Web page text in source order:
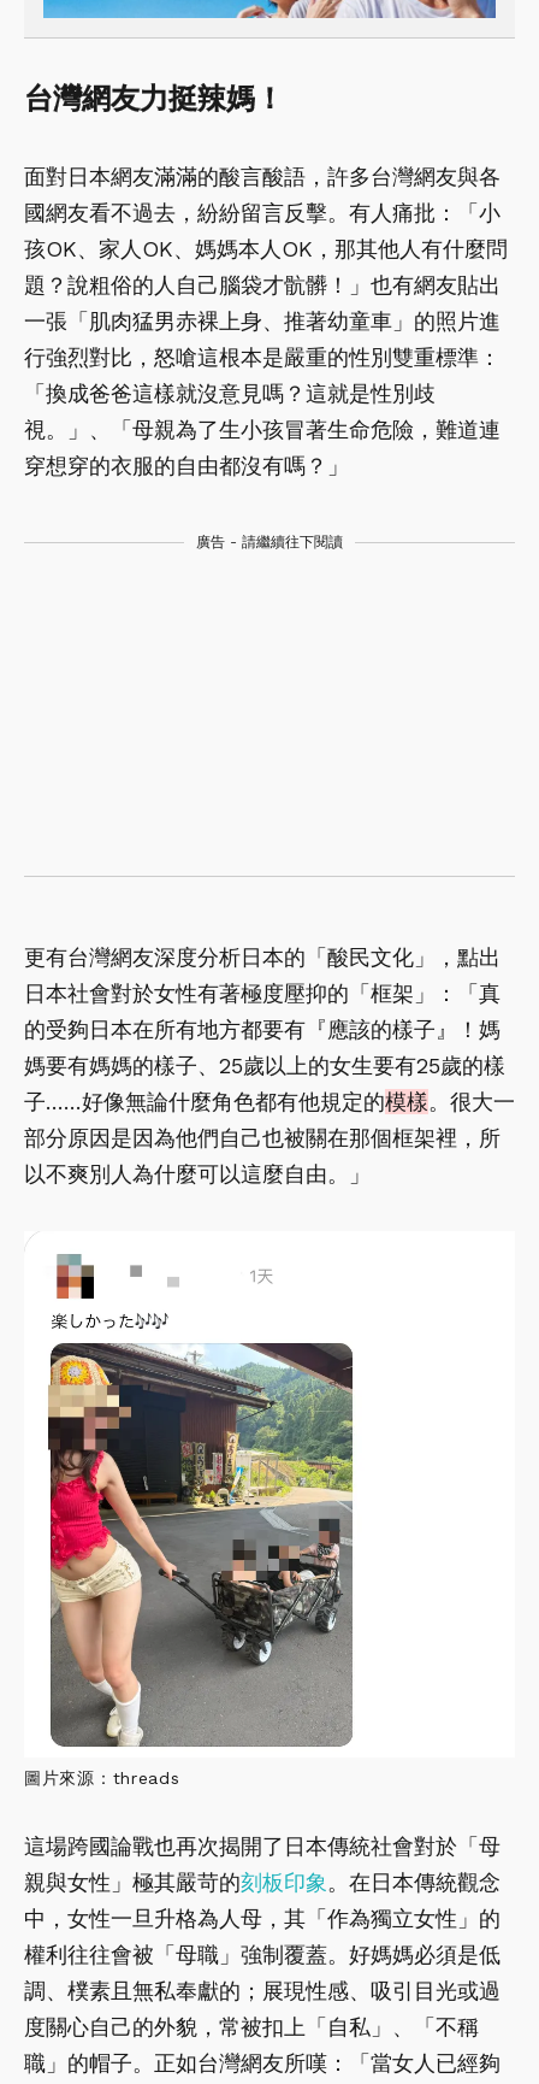
台灣網友力挺辣媽！
面對日本網友滿滿的酸言酸語，許多台灣網友與各
國網友看不過去，紛紛留言反擊。有人痛批：「小
孩OK、家人OK、媽媽本人OK，那其他人有什麼問
題？說粗俗的人自己腦袋才骯髒！」也有網友貼出
一張「肌肉猛男赤裸上身、推著幼童車」的照片進
行強烈對比，怒嗆這根本是嚴重的性別雙重標準：
「換成爸爸這樣就沒意見嗎？這就是性別歧
視。」、「母親為了生小孩冒著生命危險，難道連
穿想穿的衣服的自由都沒有嗎？」
廣告 - 請繼續往下閱讀
更有台灣網友深度分析日本的「酸民文化」，點出
日本社會對於女性有著極度壓抑的「框架」：「真
的受夠日本在所有地方都要有『應該的樣子』！媽
媽要有媽媽的樣子、25歲以上的女生要有25歲的樣
子……好像無論什麼角色都有他規定的模樣。很大一
部分原因是因為他們自己也被關在那個框架裡，所
以不爽別人為什麼可以這麼自由。」
圖片來源：threads
這場跨國論戰也再次揭開了日本傳統社會對於「母
親與女性」極其嚴苛的刻板印象 。在日本傳統觀念
中，女性一旦升格為人母，其「作為獨立女性」的
權利往往會被「母職」強制覆蓋。好媽媽必須是低
調、樸素且無私奉獻的；展現性感、吸引目光或過
度關心自己的外貌，常被扣上「自私」、「不稱
職」的帽子。正如台灣網友所嘆：「當女人已經夠